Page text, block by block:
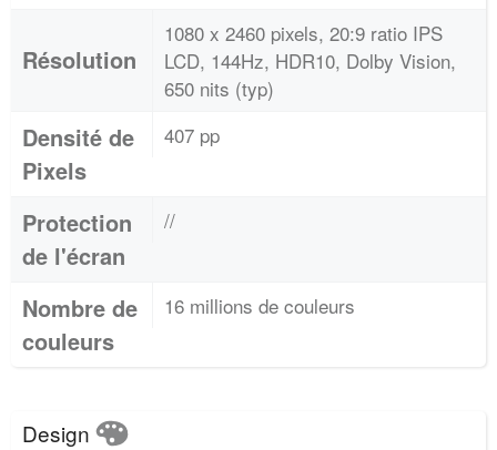
Résolution
1080 x 2460 pixels, 20:9 ratio IPS
LCD, 144Hz, HDR10, Dolby Vision,
650 nits (typ)
Densité de
Pixels
407 pp
Protection
de l'écran
//
Nombre de
couleurs
16 millions de couleurs
Design